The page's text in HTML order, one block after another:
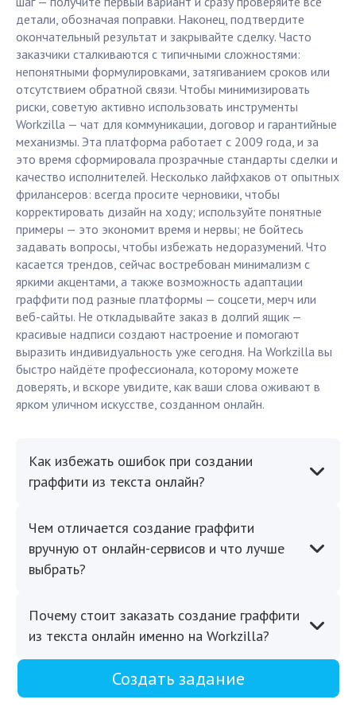
детали, обозначая поправки. Наконец, подтвердите
окончательный результат и закрывайте сделку. Часто
заказчики сталкиваются с типичными сложностями:
непонятными формулировками, затягиванием сроков или
отсутствием обратной связи. Чтобы минимизировать
риски, советую активно использовать инструменты
Workzilla — чат для коммуникации, договор и гарантийные
механизмы. Эта платформа работает с 2009 года, и за
это время сформировала прозрачные стандарты сделки и
качество исполнителей. Несколько лайфхаков от опытных
фрилансеров: всегда просите черновики, чтобы
корректировать дизайн на ходу; используйте понятные
примеры — это экономит время и нервы; не бойтесь
задавать вопросы, чтобы избежать недоразумений. Что
касается трендов, сейчас востребован минимализм с
яркими акцентами, а также возможность адаптации
граффити под разные платформы — соцсети, мерч или
веб-сайты. Не откладывайте заказ в долгий ящик —
красивые надписи создают настроение и помогают
выразить индивидуальность уже сегодня. На Workzilla вы
быстро найдёте профессионала, которому можете
доверять, и вскоре увидите, как ваши слова оживают в
ярком уличном искусстве, созданном онлайн.
Как избежать ошибок при создании
граффити из текста онлайн?
Чем отличается создание граффити
вручную от онлайн-сервисов и что лучше
выбрать?
Почему стоит заказать создание граффити
из текста онлайн именно на Workzilla?
Создать задание